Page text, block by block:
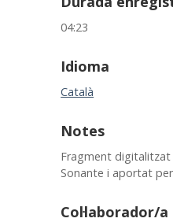
04:23
Idioma
Català
Notes
Fragment digitalitzat
Sonante i aportat
Col·laborador/a